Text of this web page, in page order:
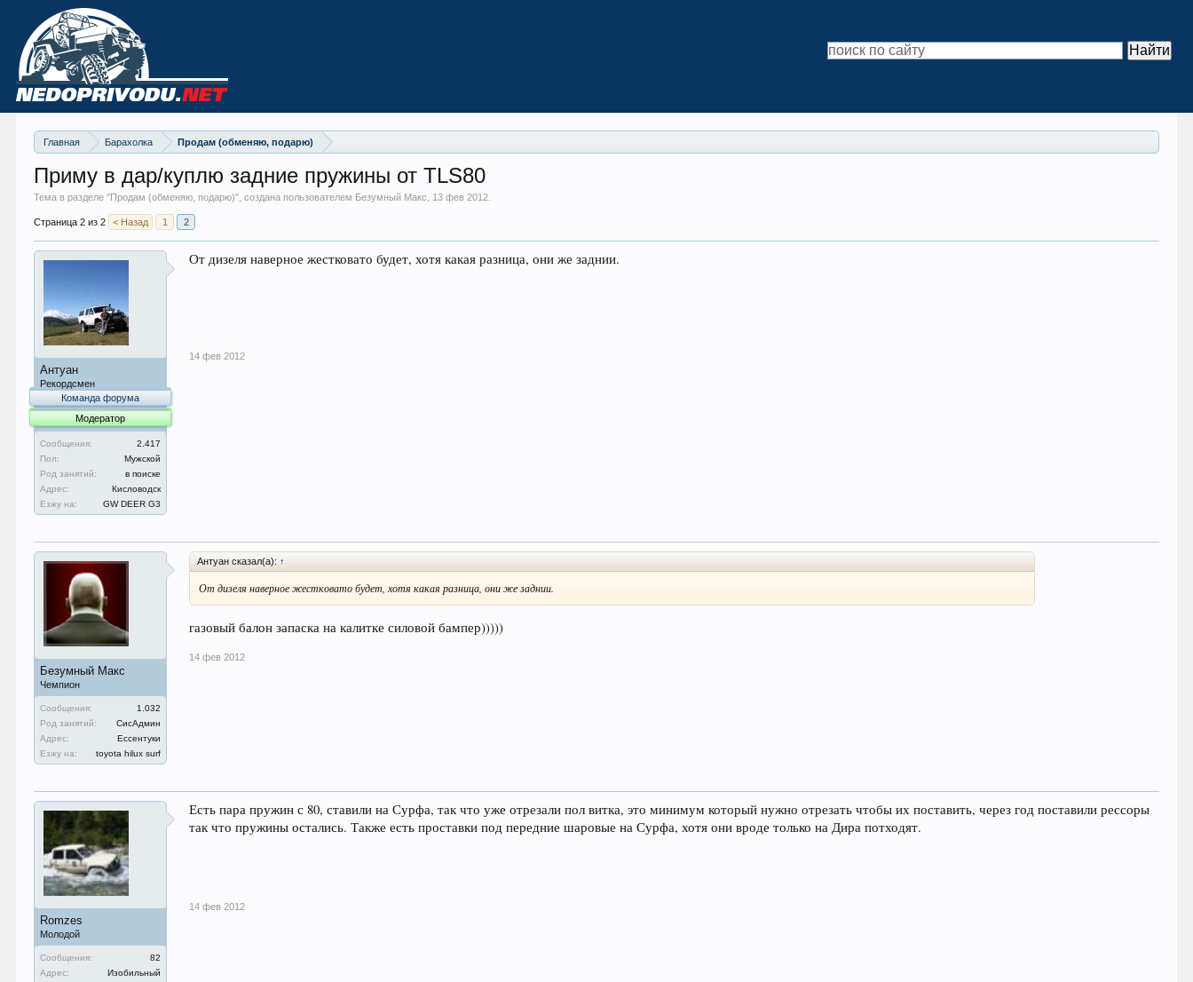
Главная Барахолка Продам (обменяю, подарю)
Приму в дар/куплю задние пружины от TLS80
Тема в разделе "Продам (обменяю, подарю)", создана пользователем Безумный Макс, 13 фев 2012
Страница 2 из 2 < Назад 1 2
Антуан
Рекордсмен
Команда форума
Модератор
Сообщения:
2.417
Пол:
Мужской
Род занятий:
в поиске
Адрес:
Кисловодск
Езжу на:
GW DEER G3
От дизеля наверное жестковато будет, хотя какая разница, они же заднии.
14 фев 2012
Безумный Макс
Чемпион
Сообщения:
1.032
Род занятий:
СисАдмин
Адрес:
Ессентуки
Езжу на:
toyota hilux surf
Антуан сказал(а): ↑
От дизеля наверное жестковато будет, хотя какая разница, они же заднии.
газовый балон запаска на калитке силовой бампер)))))
14 фев 2012
Romzes
Молодой
Сообщения:
82
Адрес:
Изобильный
Есть пара пружин с 80, ставили на Сурфа, так что уже отрезали пол витка, это минимум который нужно отрезать чтобы их поставить, через год поставили рессоры
так что пружины остались. Также есть проставки под передние шаровые на Сурфа, хотя они вроде только на Дира потходят.
14 фев 2012